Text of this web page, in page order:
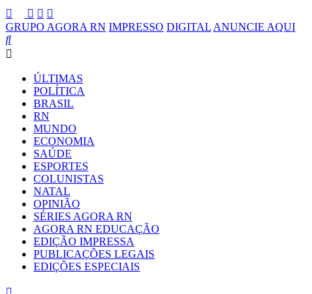
GRUPO AGORA RN IMPRESSO DIGITAL ANUNCIE AQUI
ÚLTIMAS
POLÍTICA
BRASIL
RN
MUNDO
ECONOMIA
SAÚDE
ESPORTES
COLUNISTAS
NATAL
OPINIÃO
SÉRIES AGORA RN
AGORA RN EDUCAÇÃO
EDIÇÃO IMPRESSA
PUBLICAÇÕES LEGAIS
EDIÇÕES ESPECIAIS